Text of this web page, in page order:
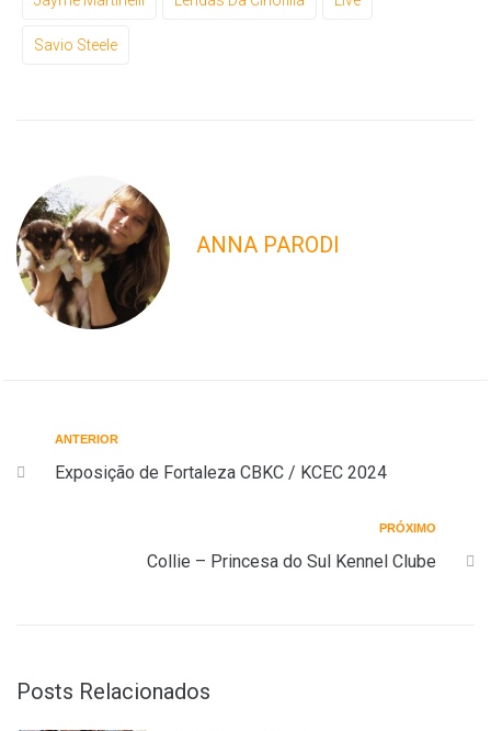
Savio Steele
ANNA PARODI
ANTERIOR
Exposição de Fortaleza CBKC / KCEC 2024
PRÓXIMO
Collie – Princesa do Sul Kennel Clube
Posts Relacionados